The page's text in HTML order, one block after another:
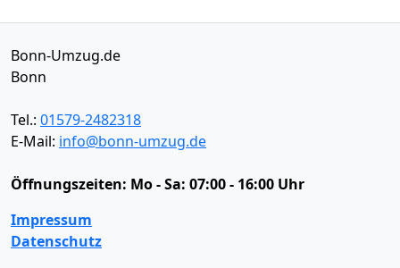
Bonn-Umzug.de
Bonn
Tel.: 01579-2482318
E-Mail: info@bonn-umzug.de
Öffnungszeiten: Mo - Sa: 07:00 - 16:00 Uhr
Impressum
Datenschutz